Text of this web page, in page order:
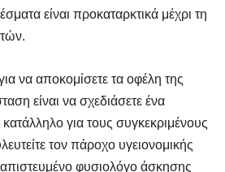
είναι προκαταρκτικά μέχρι τη
να αποκομίσετε τα οφέλη της
είναι να σχεδιάσετε ένα
για τους συγκεκριμένους
τον πάροχο υγειονομικής
φυσιολόγο άσκησης